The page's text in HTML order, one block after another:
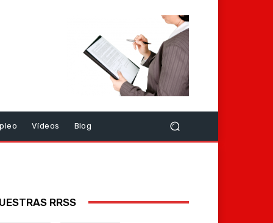
Vídeos Blog
RRSS